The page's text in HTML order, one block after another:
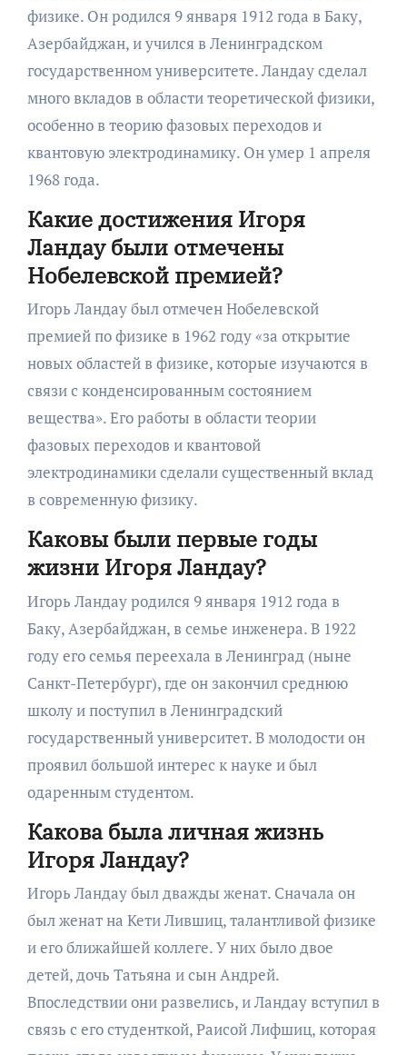
физике. Он родился 9 января 1912 года в Баку,
Азербайджан, и учился в Ленинградском
государственном университете. Ландау сделал
много вкладов в области теоретической физики,
особенно в теорию фазовых переходов и
квантовую электродинамику. Он умер 1 апреля
1968 года.
Какие достижения Игоря
Ландау были отмечены
Нобелевской премией?
Игорь Ландау был отмечен Нобелевской
премией по физике в 1962 году «за открытие
новых областей в физике, которые изучаются в
связи с конденсированным состоянием
вещества». Его работы в области теории
фазовых переходов и квантовой
электродинамики сделали существенный вклад
в современную физику.
Каковы были первые годы
жизни Игоря Ландау?
Игорь Ландау родился 9 января 1912 года в
Баку, Азербайджан, в семье инженера. В 1922
году его семья переехала в Ленинград (ныне
Санкт-Петербург), где он закончил среднюю
школу и поступил в Ленинградский
государственный университет. В молодости он
проявил большой интерес к науке и был
одаренным студентом.
Какова была личная жизнь
Игоря Ландау?
Игорь Ландау был дважды женат. Сначала он
был женат на Кети Лившиц, талантливой физике
и его ближайшей коллеге. У них было двое
детей, дочь Татьяна и сын Андрей.
Впоследствии они развелись, и Ландау вступил в
связь с его студенткой, Раисой Лифшиц, которая